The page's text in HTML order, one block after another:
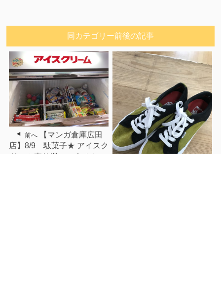
同カテゴリー前後の記事
前へ
【マンガ倉庫広田
店】8/9 駄菓子★ アイスク
リーム売り場に のむんちょ